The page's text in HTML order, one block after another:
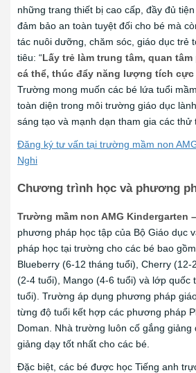
những trang thiết bị cao cấp, đầy đủ
đảm bảo an toàn tuyệt đối cho bé mà
tác nuôi dưỡng, chăm sóc, giáo dục trẻ
tiêu: “Lấy trẻ làm trung tâm, quan
cá thể, thúc đẩy năng lượng tích cực
Trường mong muốn các bé lứa tuổi
toàn diện trong môi trường giáo dục
sáng tạo và mạnh dạn tham gia các thử
Đăng ký tư vấn tại trường mầm non
Nghi
Chương trình học và phương
Trường mầm non AMG Kindergarten
phương pháp học tập của Bộ Giáo dục
pháp học tại trường cho các bé bao
Blueberry (6-12 tháng tuổi), Cherry (12-
(2-4 tuổi), Mango (4-6 tuổi) và lớp quốc
tuổi). Trường áp dụng phương pháp
từng độ tuổi kết hợp các phương pháp
Doman. Nhà trường luôn cố gắng
giảng dạy tốt nhất cho các bé.
Đặc biệt, các bé được học Tiếng anh